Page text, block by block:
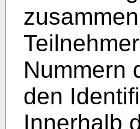
Nummern
den
Innerhalb